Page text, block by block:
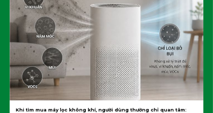
Khi tìm mua máy lọc không khí, người dùng thường chỉ quan tâm: